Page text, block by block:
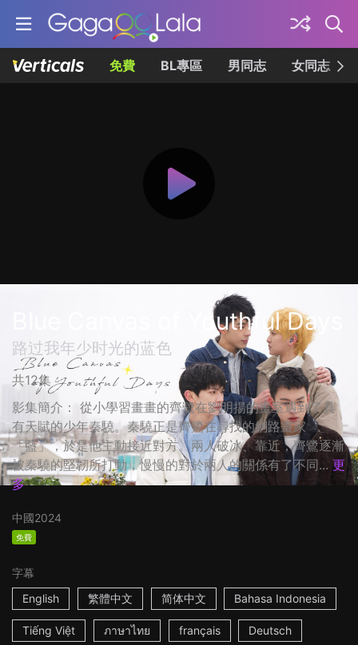
免費 BL專區 男同志 女同志
Blue Canvas of Youthful Days
路过我年少时光的蓝色
共12集
影集簡介： 從小學習畫畫的齊鷺在劉明揚的畫室遇到了具
有天賦的少年秦驍。秦驍正是齊鷺在尋找的網路畫家
「藍」，於是他主動接近對方。兩人破冰、靠近，齊鷺逐漸
被秦驍的堅韌所打動，慢慢的對於兩人的關係有了不同... 更
多
中國2024
免費
字幕
English
繁體中文 简体中文 Bahasa Indonesia
Tiếng Việt ภาษาไทย français Deutsch